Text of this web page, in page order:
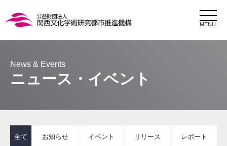
MENU
ニュース・イベント
全て お知らせ イベント リリース レポート